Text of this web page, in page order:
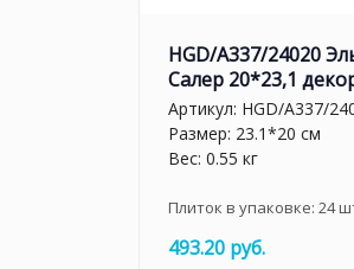
HGD/A337/24020
Салер 20*23,1
Артикул: HGD/A337/
Размер: 23.1*20 см
Вес: 0.55 кг
Плиток в упаковке: 24
493.20 руб.